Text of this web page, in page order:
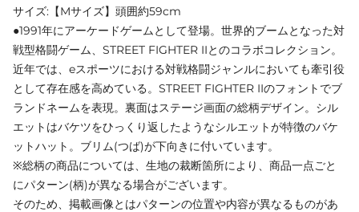
サイズ:【Mサイズ】頭囲約59cm
●1991年にアーケードゲームとして登場。世界的ブームとなった対
戦型格闘ゲーム、STREET FIGHTER IIとのコラボコレクション。
近年では、eスポーツにおける対戦格闘ジャンルにおいても牽引役
として存在感を高めている。STREET FIGHTER IIのフォントでブ
ランドネームを表現。裏面はステージ画面の総柄デザイン。シル
エットはバケツをひっくり返したようなシルエットが特徴のバケ
ットハット。ブリム(つば)が下向きに付いています。
※総柄の商品については、生地の裁断箇所により、商品一点ごと
にパターン(柄)が異なる場合がございます。
そのため、掲載画像とはパターンの位置や内容が異なるものがあ